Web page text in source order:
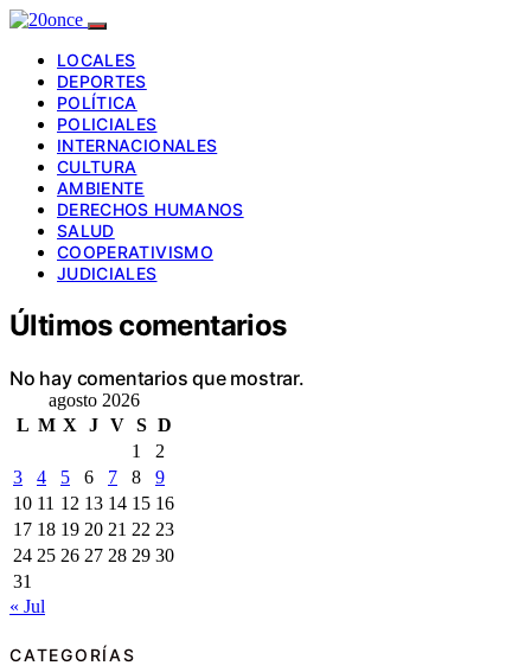
LOCALES
DEPORTES
POLÍTICA
POLICIALES
INTERNACIONALES
CULTURA
AMBIENTE
DERECHOS HUMANOS
SALUD
COOPERATIVISMO
JUDICIALES
Últimos comentarios
No hay comentarios que mostrar.
agosto 2026
L M X J V S D
1
2
3
4 5 6 7 8
9
10 11 12 13 14 15 16
17 18 19 20 21 22 23
24 25 26 27 28 29 30
31
« Jul
CATEGORÍAS